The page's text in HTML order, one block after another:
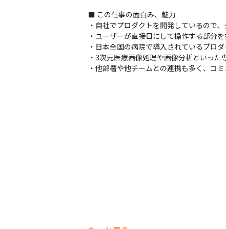
■ この仕事の面白み、魅力
・自社でプロダクトを開発しているので
・ユーザーが直接目にして操作する部分
・日本全国の病院で導入されているプロ
・3次元医療画像処理や画像分析といっ
・他部署や他チームとの連携も多く、コ